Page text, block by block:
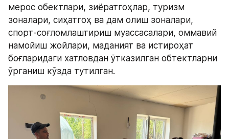
мерос обектлари, зиёратгоҳлар, туризм
зоналари, сиҳатгоҳ ва дам олиш зоналари,
спорт-соғломлаштириш муассасалари, оммавий
намойиш жойлари, маданият ва истироҳат
боғларидаги хатловдан ўтказилган обтектларни
ўрганиш кўзда тутилган.